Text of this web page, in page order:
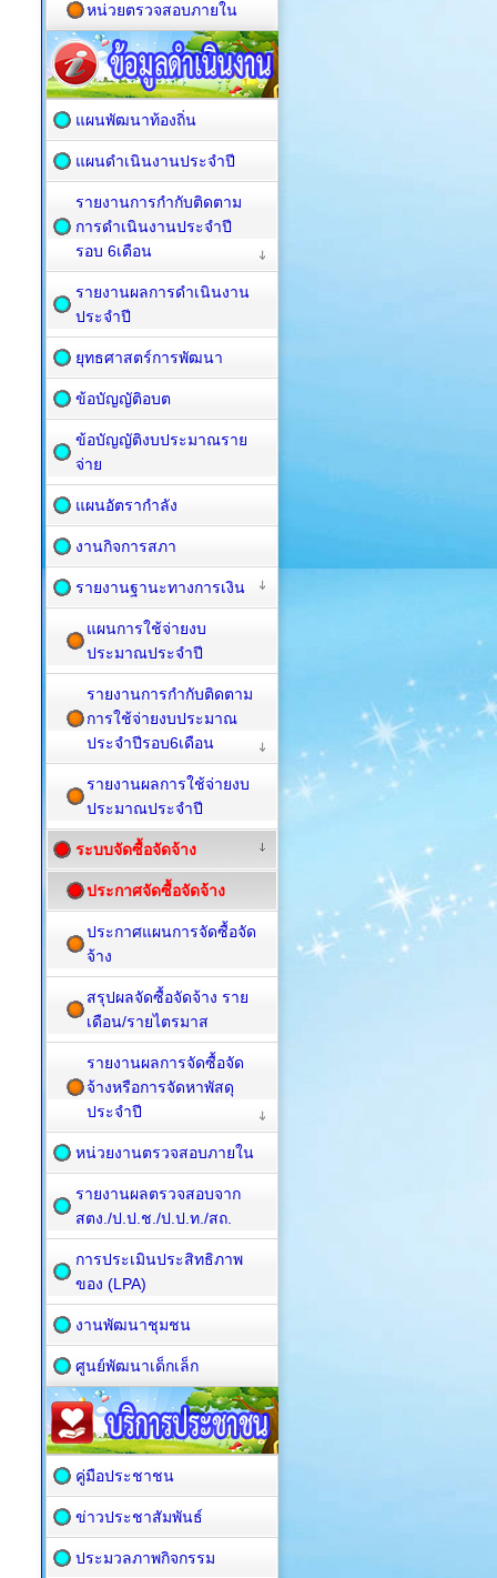
หน่วยตรวจสอบภายใน
แผนพัฒนาท้องถิ่น
แผนดำเนินงานประจำปี
รายงานการกำกับติดตาม
การดำเนินงานประจำปี
รอบ 6เดือน
รายงานผลการดำเนินงาน
ประจำปี
ยุทธศาสตร์การพัฒนา
ข้อบัญญัติอบต
ข้อบัญญัติงบประมาณราย
จ่าย
แผนอัตรากำลัง
งานกิจการสภา
รายงานฐานะทางการเงิน
แผนการใช้จ่ายงบ
ประมาณประจำปี
รายงานการกำกับติดตาม
การใช้จ่ายงบประมาณ
ประจำปีรอบ6เดือน
รายงานผลการใช้จ่ายงบ
ประมาณประจำปี
ระบบจัดซื้อจัดจ้าง
ประกาศจัดซื้อจัดจ้าง
ประกาศแผนการจัดซื้อจัด
จ้าง
สรุปผลจัดซื้อจัดจ้าง ราย
เดือน/รายไตรมาส
รายงานผลการจัดซื้อจัด
จ้างหรือการจัดหาพัสดุ
ประจำปี
หน่วยงานตรวจสอบภายใน
รายงานผลตรวจสอบจาก
สตง./ป.ป.ช./ป.ป.ท./สถ.
การประเมินประสิทธิภาพ
ของ (LPA)
งานพัฒนาชุมชน
ศูนย์พัฒนาเด็กเล็ก
คู่มือประชาชน
ข่าวประชาสัมพันธ์
ประมวลภาพกิจกรรม